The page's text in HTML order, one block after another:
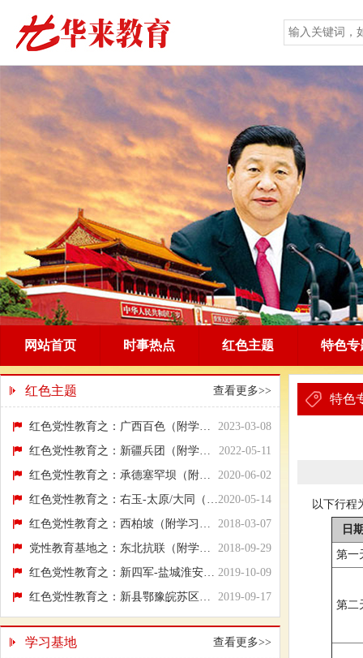
网站首页 时事热点 红色主题 特色专
红色主题 查看更多>>
2023-03-08
红色党性教育之：广西百色（附学习行程方案）
2022-05-11
红色党性教育之：新疆兵团（附学习行程方案）
2020-06-02
红色党性教育之：承德塞罕坝（附学习行程方案）
2020-05-14
红色党性教育之：右玉-太原/大同（附学习行...
2018-03-07
红色党性教育之：西柏坡（附学习行程方案）
2018-09-29
党性教育基地之：东北抗联（附学习行程方案）
2019-10-09
红色党性教育之：新四军-盐城淮安（附学习行...
2019-09-17
红色党性教育之：新县鄂豫皖苏区（附学习行...
学习基地 查看更多>>
特色
以下行程
日
第一
第二